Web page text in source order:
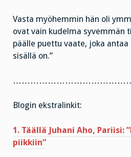
Vasta myöhemmin hän oli
ovat vain kudelma syvemmän
päälle puettu vaate, joka
sisällä on.”
Blogin ekstralinkit:
1. Täällä Juhani Aho, Pariisi:
piikkiin”